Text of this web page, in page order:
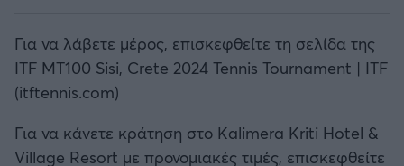
Παρί Σεν Ζερμέν
Για να λάβετε μέρος, επισκεφθείτε τη σελίδα της
ITF MT100 Sisi, Crete 2024 Tennis Tournament | ITF
(itftennis.com)
Για να κάνετε κράτηση στο Kalimera Kriti Hotel &
Village Resort με προνομιακές τιμές, επισκεφθείτε